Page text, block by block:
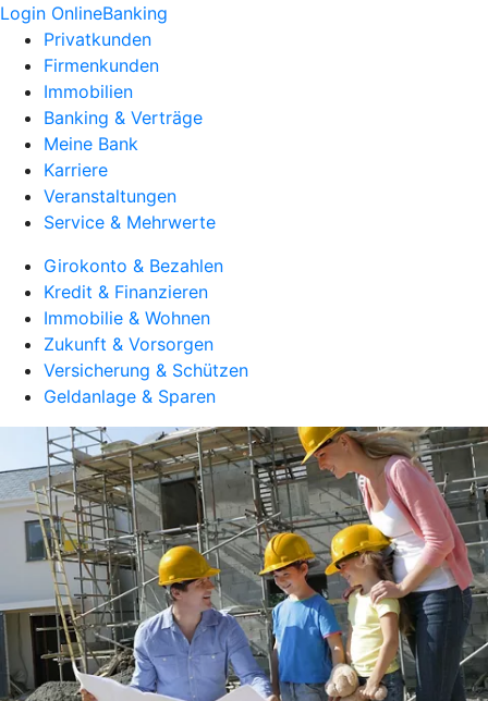
Login OnlineBanking
Privatkunden
Firmenkunden
Immobilien
Banking & Verträge
Meine Bank
Karriere
Veranstaltungen
Service & Mehrwerte
Girokonto & Bezahlen
Kredit & Finanzieren
Immobilie & Wohnen
Zukunft & Vorsorgen
Versicherung & Schützen
Geldanlage & Sparen